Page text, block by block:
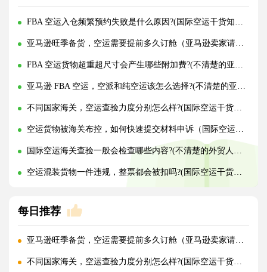
FBA 空运入仓频繁预约失败是什么原因?(国际空运干货知识分享)
亚马逊旺季备货，空运需要提前多久订舱（亚马逊卖家请注意）
FBA 空运货物超重超尺寸会产生哪些附加费?(不清楚的亚马逊卖家看过来)
亚马逊 FBA 空运，空派和纯空运该怎么选择?(不清楚的亚马逊卖家看过来)
不同国家海关，空运查验力度分别怎么样?(国际空运干货知识分享)
空运货物被海关布控，如何快速提交材料申诉（国际空运干货知识分享）
国际空运海关查验一般会检查哪些内容?(不清楚的外贸人看过来)
空运混装货物一件违规，整票都会被扣吗?(国际空运干货知识分享)
每日推荐
亚马逊旺季备货，空运需要提前多久订舱（亚马逊卖家请注意）
不同国家海关，空运查验力度分别怎么样?(国际空运干货知识分享)